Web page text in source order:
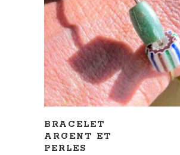
AJOUTER AU PANIER
BRACELET
ARGENT ET
PERLES